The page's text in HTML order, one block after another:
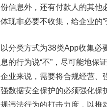
份信息外，还有付款人的其他
体现非必要不收集，给企业的“
以分类方式为38类App收集必
息的行为说“不”，尽可能地保
企业来说，需要将合规经营、
强数据安全保护的必须强化保
规违法行为的打击力度，以推